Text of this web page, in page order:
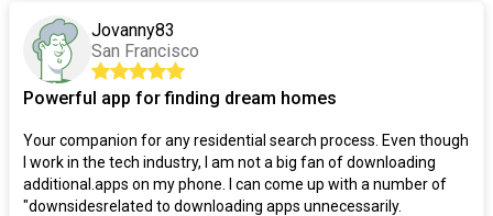
Jovanny83
San Francisco
Powerful app for finding dream homes
Your companion for any residential search process. Even though
I work in the tech industry, I am not a big fan of downloading
additional.apps on my phone. I can come up with a number of
"downsidesrelated to downloading apps unnecessarily.